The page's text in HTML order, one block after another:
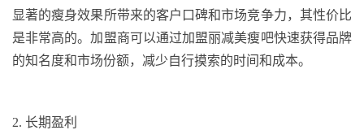
显著的瘦身效果所带来的客户口碑和市场竞争力，其性价比
是非常高的。加盟商可以通过加盟丽减美瘦吧快速获得品牌
的知名度和市场份额，减少自行摸索的时间和成本。
2. 长期盈利